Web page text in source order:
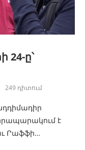
24-ը՝
249 դիտում
է
Րաֆֆի…